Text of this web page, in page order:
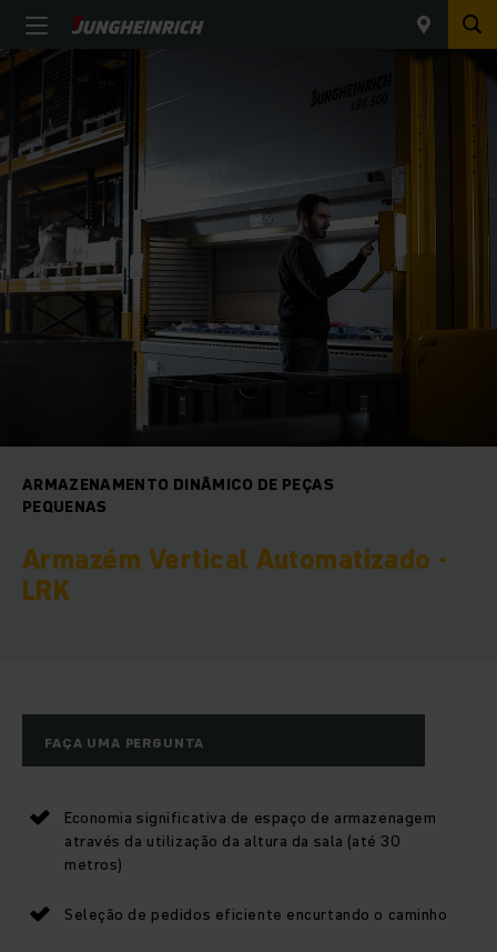
ARMAZENAMENTO DINÂMICO DE PEÇAS
PEQUENAS
Armazém Vertical Automatizado -
LRK
FAÇA UMA PERGUNTA
Economia significativa de espaço de armazenagem
através da utilização da altura da sala (até 30
metros)
Seleção de pedidos eficiente encurtando o caminho